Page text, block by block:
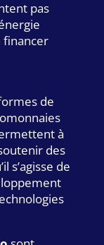
pas
financer
de
à
des
s’agisse de